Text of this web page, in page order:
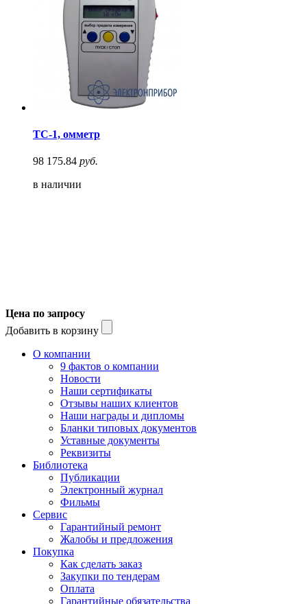
ТС-1, омметр
98 175.84 руб.
в наличии
Цена по запросу
Добавить в корзину
О компании
9 фактов о компании
Новости
Наши сертификаты
Отзывы наших клиентов
Наши награды и дипломы
Бланки типовых документов
Уставные документы
Реквизиты
Библиотека
Публикации
Электронный журнал
Фильмы
Сервис
Гарантийный ремонт
Жалобы и предложения
Покупка
Как сделать заказ
Закупки по тендерам
Оплата
Гарантийные обязательства